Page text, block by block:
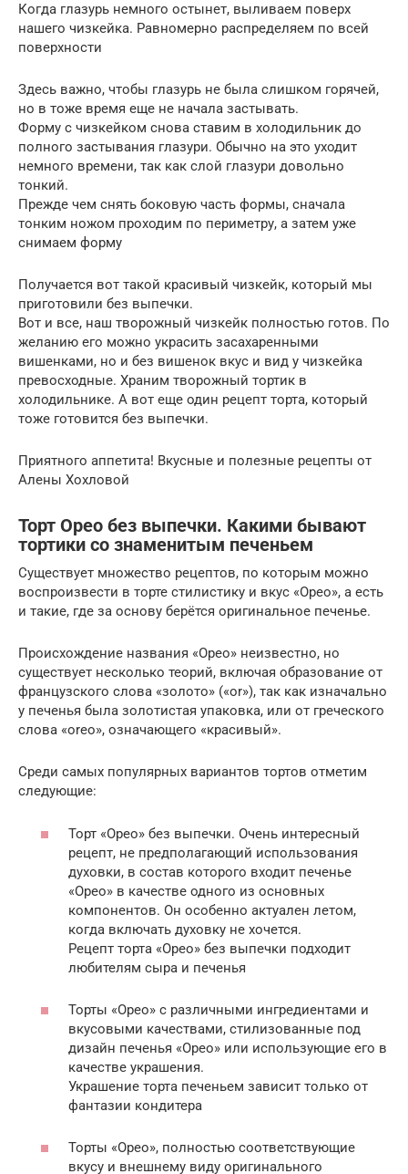
Когда глазурь немного остынет, выливаем поверх
нашего чизкейка. Равномерно распределяем по всей
поверхности
Здесь важно, чтобы глазурь не была слишком горячей,
но в тоже время еще не начала застывать.
Форму с чизкейком снова ставим в холодильник до
полного застывания глазури. Обычно на это уходит
немного времени, так как слой глазури довольно
тонкий.
Прежде чем снять боковую часть формы, сначала
тонким ножом проходим по периметру, а затем уже
снимаем форму
Получается вот такой красивый чизкейк, который мы
приготовили без выпечки.
Вот и все, наш творожный чизкейк полностью готов. По
желанию его можно украсить засахаренными
вишенками, но и без вишенок вкус и вид у чизкейка
превосходные. Храним творожный тортик в
холодильнике. А вот еще один рецепт торта, который
тоже готовится без выпечки.
Приятного аппетита! Вкусные и полезные рецепты от
Алены Хохловой
Торт Орео без выпечки. Какими бывают
тортики со знаменитым печеньем
Существует множество рецептов, по которым можно
воспроизвести в торте стилистику и вкус «Орео», а есть
и такие, где за основу берётся оригинальное печенье.
Происхождение названия «Орео» неизвестно, но
существует несколько теорий, включая образование от
французского слова «золото» («or»), так как изначально
у печенья была золотистая упаковка, или от греческого
слова «oreo», означающего «красивый».
Среди самых популярных вариантов тортов отметим
следующие:
Торт «Орео» без выпечки. Очень интересный
рецепт, не предполагающий использования
духовки, в состав которого входит печенье
«Орео» в качестве одного из основных
компонентов. Он особенно актуален летом,
когда включать духовку не хочется.
Рецепт торта «Орео» без выпечки подходит
любителям сыра и печенья
Торты «Орео» с различными ингредиентами и
вкусовыми качествами, стилизованные под
дизайн печенья «Орео» или использующие его в
качестве украшения.
Украшение торта печеньем зависит только от
фантазии кондитера
Торты «Орео», полностью соответствующие
вкусу и внешнему виду оригинального